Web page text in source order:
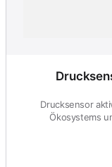
Drucksensor
Ökosystems